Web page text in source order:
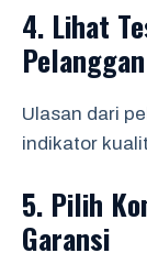
4. Lihat
Pelanggan
Ulasan dari
indikator
5. Pilih
Garansi